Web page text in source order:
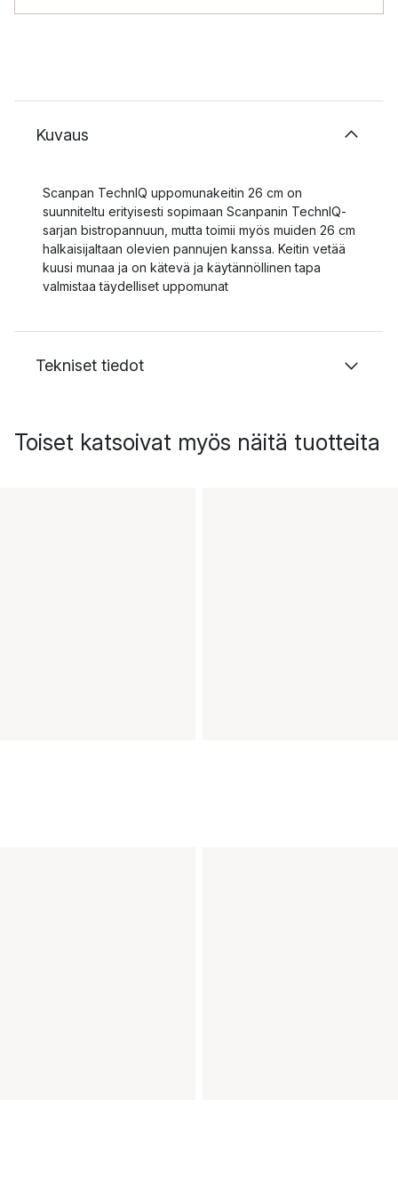
Kuvaus
Scanpan TechnIQ uppomunakeitin 26 cm on
suunniteltu erityisesti sopimaan Scanpanin TechnIQ-
sarjan bistropannuun, mutta toimii myös muiden 26 cm
halkaisijaltaan olevien pannujen kanssa. Keitin vetää
kuusi munaa ja on kätevä ja käytännöllinen tapa
valmistaa täydelliset uppomunat
Tekniset tiedot
Toiset katsoivat myös näitä tuotteita